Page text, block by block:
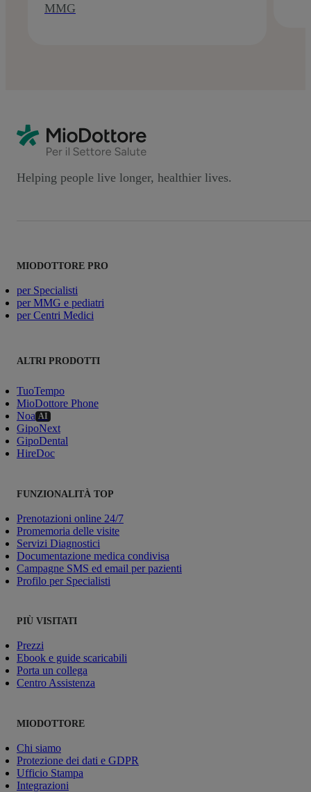
MMG
Helping people live longer, healthier lives.
MIODOTTORE PRO
per Specialisti
per MMG e pediatri
per Centri Medici
ALTRI PRODOTTI
TuoTempo
MioDottore Phone
Noa AI
GipoNext
GipoDental
HireDoc
FUNZIONALITÀ TOP
Prenotazioni online 24/7
Promemoria delle visite
Servizi Diagnostici
Documentazione medica condivisa
Campagne SMS ed email per pazienti
Profilo per Specialisti
PIÙ VISITATI
Prezzi
Ebook e guide scaricabili
Porta un collega
Centro Assistenza
MIODOTTORE
Chi siamo
Protezione dei dati e GDPR
Ufficio Stampa
Integrazioni